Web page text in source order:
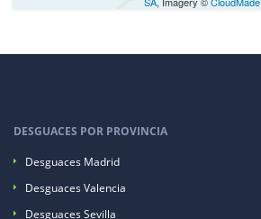
DESGUACES POR PROVINCIA
Desguaces Madrid
Desguaces Valencia
Desguaces Sevilla